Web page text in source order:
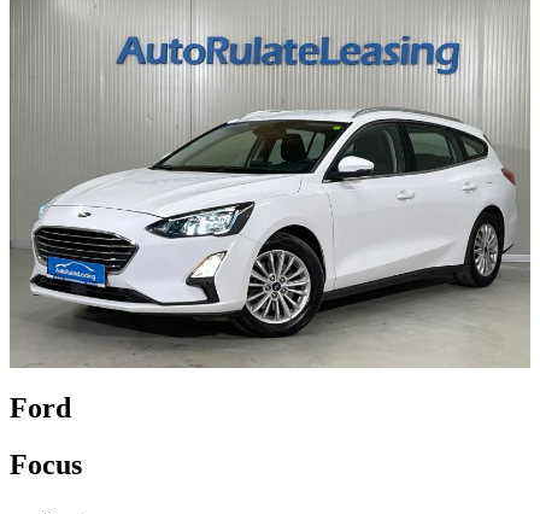
Ford
Focus